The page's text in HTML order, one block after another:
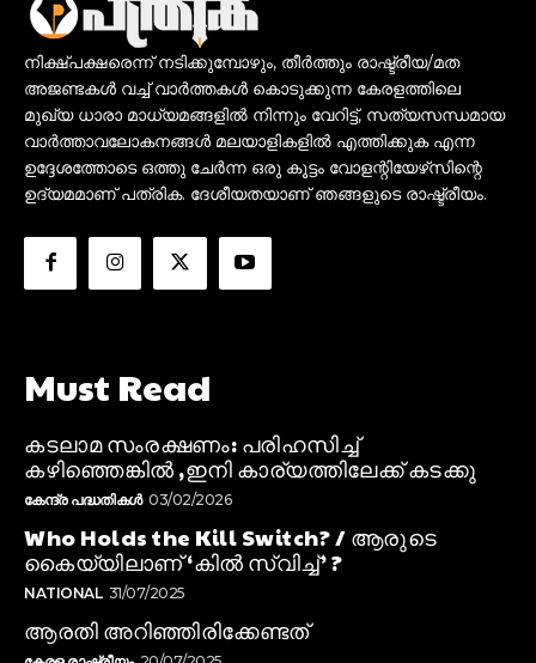
നിക്ഷ്പക്ഷരെന്ന് നടിക്കുമ്പോഴും, തീർത്തും രാഷ്ട്രീയ/മത
അജണ്ടകൾ വച്ച് വാർത്തകൾ കൊടുക്കുന്ന കേരളത്തിലെ
മുഖ്യ ധാരാ മാധ്യമങ്ങളിൽ നിന്നും വേറിട്ട്, സത്യസന്ധമായ
വാർത്താവലോകനങ്ങൾ മലയാളികളിൽ എത്തിക്കുക എന്ന
ഉദ്ദേശത്തോടെ ഒത്തു ചേർന്ന ഒരു കൂട്ടം വോളന്റിയേഴ്‌സിന്റെ
ഉദ്യമമാണ് പത്രിക. ദേശീയതയാണ് ഞങ്ങളുടെ രാഷ്ട്രീയം.
Must Read
കടലാമ സംരക്ഷണം: പരിഹസിച്ച്
കഴിഞ്ഞെങ്കിൽ ,ഇനി കാര്യത്തിലേക്ക് കടക്കു
കേന്ദ്ര പദ്ധതികൾ 03/02/2026
Who Holds the Kill Switch? / ആരുടെ
കൈയ്യിലാണ് ‘കിൽ സ്വിച്ച്’ ?
NATIONAL 31/07/2025
ആരതി അറിഞ്ഞിരിക്കേണ്ടത്